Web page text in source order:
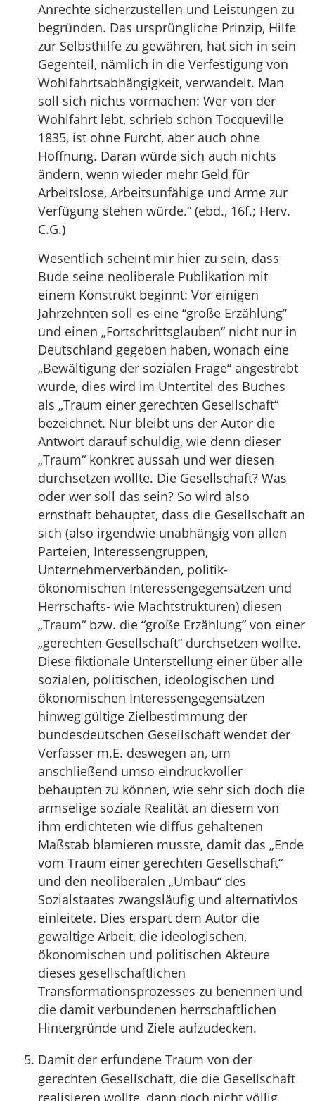
Anrechte sicherzustellen und Leistungen zu
begründen. Das ursprüngliche Prinzip, Hilfe
zur Selbsthilfe zu gewähren, hat sich in sein
Gegenteil, nämlich in die Verfestigung von
Wohlfahrtsabhängigkeit, verwandelt. Man
soll sich nichts vormachen: Wer von der
Wohlfahrt lebt, schrieb schon Tocqueville
1835, ist ohne Furcht, aber auch ohne
Hoffnung. Daran würde sich auch nichts
ändern, wenn wieder mehr Geld für
Arbeitslose, Arbeitsunfähige und Arme zur
Verfügung stehen würde.“ (ebd., 16f.; Herv.
C.G.)
Wesentlich scheint mir hier zu sein, dass
Bude seine neoliberale Publikation mit
einem Konstrukt beginnt: Vor einigen
Jahrzehnten soll es eine “große Erzählung”
und einen „Fortschrittsglauben“ nicht nur in
Deutschland gegeben haben, wonach eine
„Bewältigung der sozialen Frage“ angestrebt
wurde, dies wird im Untertitel des Buches
als „Traum einer gerechten Gesellschaft“
bezeichnet. Nur bleibt uns der Autor die
Antwort darauf schuldig, wie denn dieser
„Traum“ konkret aussah und wer diesen
durchsetzen wollte. Die Gesellschaft? Was
oder wer soll das sein? So wird also
ernsthaft behauptet, dass die Gesellschaft an
sich (also irgendwie unabhängig von allen
Parteien, Interessengruppen,
Unternehmerverbänden, politik-
ökonomischen Interessengegensätzen und
Herrschafts- wie Machtstrukturen) diesen
„Traum“ bzw. die “große Erzählung” von einer
„gerechten Gesellschaft“ durchsetzen wollte.
Diese fiktionale Unterstellung einer über alle
sozialen, politischen, ideologischen und
ökonomischen Interessengegensätzen
hinweg gültige Zielbestimmung der
bundesdeutschen Gesellschaft wendet der
Verfasser m.E. deswegen an, um
anschließend umso eindruckvoller
behaupten zu können, wie sehr sich doch die
armselige soziale Realität an diesem von
ihm erdichteten wie diffus gehaltenen
Maßstab blamieren musste, damit das „Ende
vom Traum einer gerechten Gesellschaft“
und den neoliberalen „Umbau“ des
Sozialstaates zwangsläufig und alternativlos
einleitete. Dies erspart dem Autor die
gewaltige Arbeit, die ideologischen,
ökonomischen und politischen Akteure
dieses gesellschaftlichen
Transformationsprozesses zu benennen und
die damit verbundenen herrschaftlichen
Hintergründe und Ziele aufzudecken.
Damit der erfundene Traum von der
gerechten Gesellschaft, die die Gesellschaft
realisieren wollte, dann doch nicht völlig